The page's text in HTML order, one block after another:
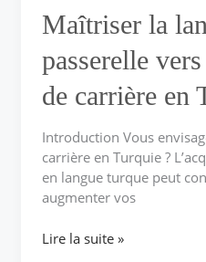
Maîtriser la
passerelle
de carrière en
Introduction Vous
carrière en Turquie ?
en langue turque peut
augmenter vos
Lire la suite »